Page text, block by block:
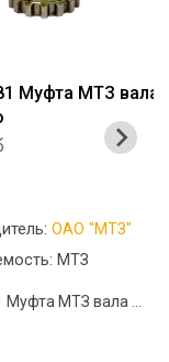
Кронштейн
производитель:
Применяемость:
Кронштейн отводки